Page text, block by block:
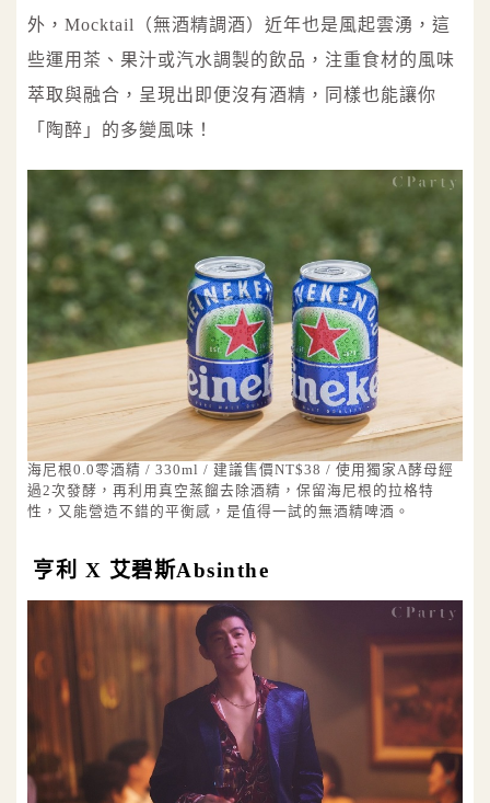
外，Mocktail（無酒精調酒）近年也是風起雲湧，這
些運用茶、果汁或汽水調製的飲品，注重食材的風味
萃取與融合，呈現出即便沒有酒精，同樣也能讓你
「陶醉」的多變風味！
海尼根0.0零酒精 / 330ml / 建議售價NT$38 / 使用獨家A酵母經
過2次發酵，再利用真空蒸餾去除酒精，保留海尼根的拉格特
性，又能營造不錯的平衡感，是值得一試的無酒精啤酒。
亨利 X 艾碧斯Absinthe